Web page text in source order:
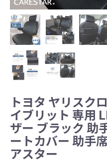
トヨタ ヤリスク
イブリット 専用
ザー ブラック 助
ートカバー 助手
アスター